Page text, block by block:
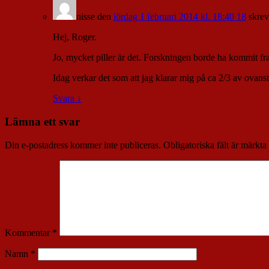
nisse den lördag 1 februari 2014 kl. 18:40 18
Hej, Roger.
Jo, mycket piller är det. Forskningen borde ha kommit
Idag verkar det som att jag klarar mig på ca 2/3 av
Svara ↓
Lämna ett svar
Din e-postadress kommer inte publiceras. Obligatoriska fält är märkta
Kommentar *
Namn *